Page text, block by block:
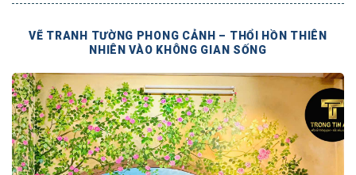
VẼ TRANH TƯỜNG PHONG CẢNH – THỔI HỒN THIÊN
NHIÊN VÀO KHÔNG GIAN SỐNG